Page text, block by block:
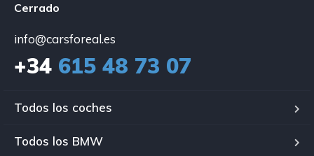
Cerrado
info@carsforeal.es
+34 615 48 73 07
Todos los coches
Todos los BMW